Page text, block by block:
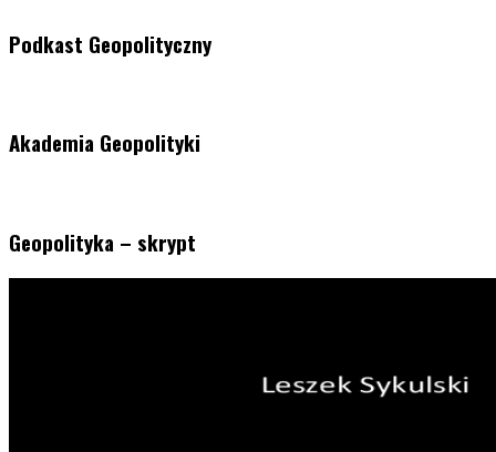
Podkast Geopolityczny
Akademia Geopolityki
Geopolityka – skrypt